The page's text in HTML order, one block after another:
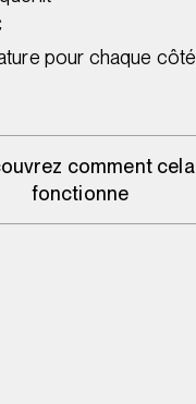
pour chaque côté
comment cela
fonctionne